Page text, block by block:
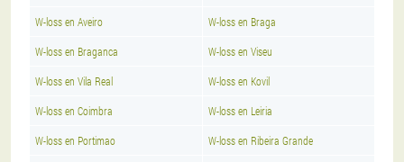
W-loss en Aveiro W-loss en Braga
W-loss en Braganca W-loss en Viseu
W-loss en Vila Real W-loss en Kovil
W-loss en Coimbra W-loss en Leiria
W-loss en Portimao W-loss en Ribeira Grande